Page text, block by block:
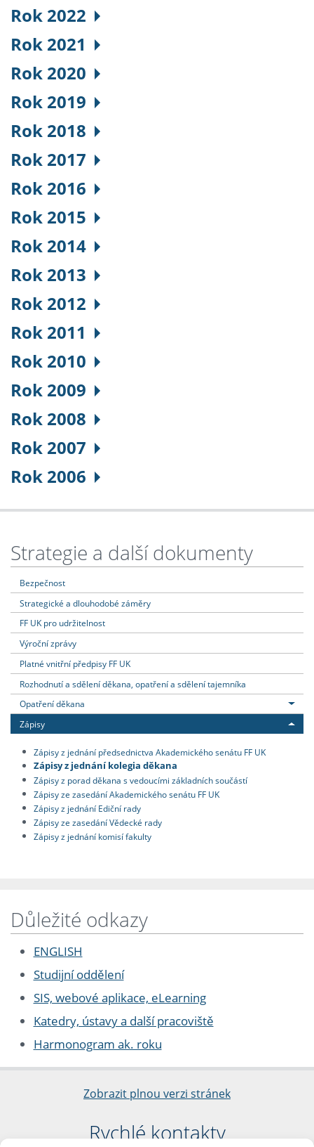
Rok 2022
Rok 2021
Rok 2020
Rok 2019
Rok 2018
Rok 2017
Rok 2016
Rok 2015
Rok 2014
Rok 2013
Rok 2012
Rok 2011
Rok 2010
Rok 2009
Rok 2008
Rok 2007
Rok 2006
Strategie a další dokumenty
Bezpečnost
Strategické a dlouhodobé záměry
FF UK pro udržitelnost
Výroční zprávy
Platné vnitřní předpisy FF UK
Rozhodnutí a sdělení děkana, opatření a sdělení tajemníka
Opatření děkana
Zápisy
Zápisy z jednání předsednictva Akademického senátu FF UK
Zápisy z jednání kolegia děkana
Zápisy z porad děkana s vedoucími základních součástí
Zápisy ze zasedání Akademického senátu FF UK
Zápisy z jednání Ediční rady
Zápisy ze zasedání Vědecké rady
Zápisy z jednání komisí fakulty
Důležité odkazy
ENGLISH
Studijní oddělení
SIS, webové aplikace, eLearning
Katedry, ústavy a další pracoviště
Harmonogram ak. roku
Zobrazit plnou verzi stránek
Rychlé kontakty